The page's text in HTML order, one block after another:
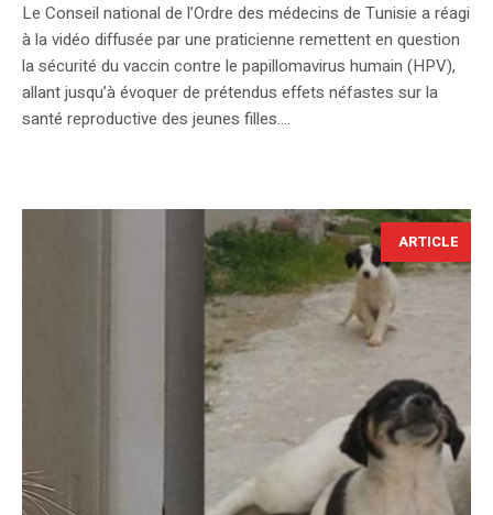
Le Conseil national de l’Ordre des médecins de Tunisie a réagi
à la vidéo diffusée par une praticienne remettent en question
la sécurité du vaccin contre le papillomavirus humain (HPV),
allant jusqu’à évoquer de prétendus effets néfastes sur la
santé reproductive des jeunes filles….
ARTICLE